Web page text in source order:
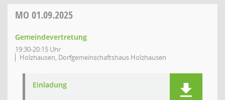
MO 01.09.2025
Gemeindevertretung
19:30-20:15 Uhr
Holzhausen, Dorfgemeinschaftshaus Holzhausen
Einladung